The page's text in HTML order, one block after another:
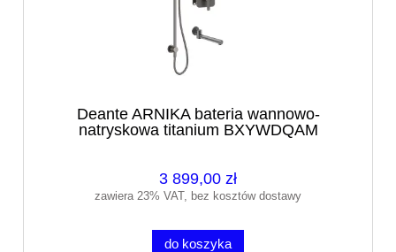
Deante ARNIKA bateria wannowo-
natryskowa titanium BXYWDQAM
3 899,00 zł
zawiera 23% VAT, bez kosztów dostawy
do koszyka